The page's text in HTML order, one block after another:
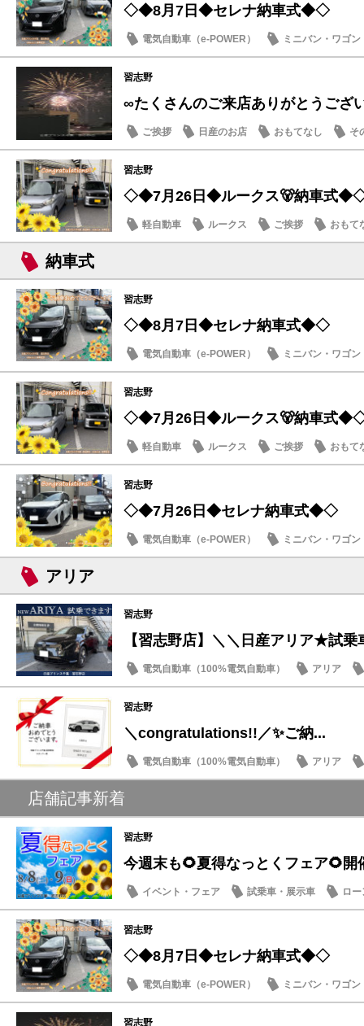
◇◆8月7日◆セレナ納車式◆◇
電気自動車（e-POWER）
ミニバン・ワゴン
納車式
習志野
∞たくさんのご来店ありがとうござ
ご挨拶 日産のお店 おもてなし そ
習志野
◇◆7月26日◆ルークス🐻納車式
軽自動車 ルークス ご挨拶 おもて
納車式
習志野
◇◆8月7日◆セレナ納車式◆◇
電気自動車（e-POWER）
ミニバン・ワゴン
納車式
習志野
◇◆7月26日◆ルークス🐻納車式
軽自動車 ルークス ご挨拶 おもて
習志野
◇◆7月26日◆セレナ納車式◆◇
電気自動車（e-POWER）
ミニバン・ワゴン
納車式
アリア
習志野
【習志野店】＼＼日産アリア★試乗
電気自動車（100%電気自動車）
アリア
試乗車・展示車
マイナーチェンジ
習志野
＼congratulations!!／✨ご納...
電気自動車（100%電気自動車）
アリア
納車式
店舗記事新着
習志野
今週末も🌻夏得なっとくフェア🌻開
イベント・フェア 試乗車・展示車
ロー
営業日・店休日
習志野
◇◆8月7日◆セレナ納車式◆◇
電気自動車（e-POWER）
ミニバン・ワゴン
納車式
習志野